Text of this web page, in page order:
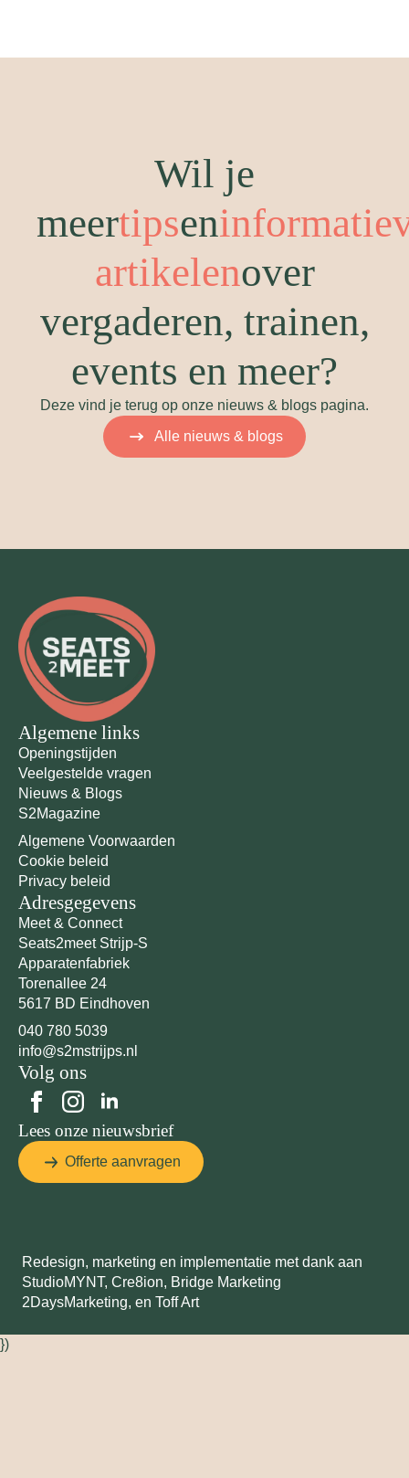
Wil je
meertipsen
artikelenover
vergaderen, trainen,
events en meer?
Deze vind je terug op onze nieuws & blogs pagina.
Alle nieuws & blogs
Algemene links
Openingstijden
Veelgestelde vragen
Nieuws & Blogs
S2Magazine
Algemene Voorwaarden
Cookie beleid
Privacy beleid
Adresgegevens
Meet & Connect
Seats2meet Strijp-S
Apparatenfabriek
Torenallee 24
5617 BD Eindhoven
040 780 5039
info@s2mstrijps.nl
Volg ons
Lees onze nieuwsbrief
Offerte aanvragen
Redesign, marketing en implementatie met dank aan
StudioMYNT, Cre8ion, Bridge Marketing
2DaysMarketing, en Toff Art
})